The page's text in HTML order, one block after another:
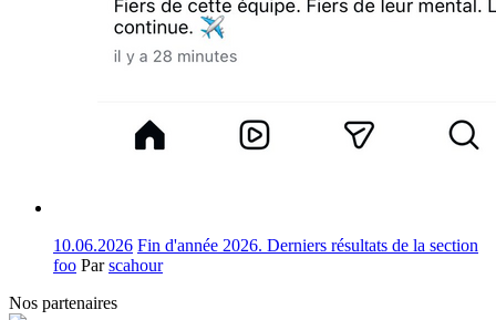
10.06.2026 Fin d'année 2026. Derniers résultats de la section
foo Parscahour
Nos partenaires